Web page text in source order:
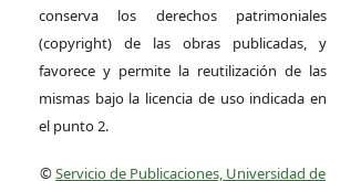
conserva los derechos patrimoniales
(copyright) de las obras publicadas, y
favorece y permite la reutilización de las
mismas bajo la licencia de uso indicada en
el punto 2.
©Servicio de Publicaciones, Universidad de